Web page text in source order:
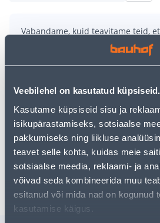
Veebilehel on kasutatud küpsiseid.
Kasutame küpsiseid sisu ja
isikupärastamiseks, sotsiaalse
pakkumiseks ning liikluse
teavet selle kohta, kuidas meie
sotsiaalse meedia, reklaami- ja
võivad seda kombineerida muu
esitanud või mida nad on kogunud
kasutamise käigus.
Vabandame, kuid teavitame teid,
hetkel suure nõudluse tõttu
pakume suurepäraseid alternatiive
tootekategooriast, mis võivad
Teie ostlemisrõõm ei pea aga siin
kasutades meie võimsat
veelgi meelepärasemad valikuid.
Tarne pole võimalik